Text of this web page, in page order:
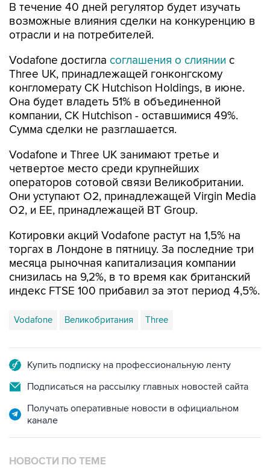
В течение 40 дней регулятор будет изучать
возможные влияния сделки на конкуренцию в
отрасли и на потребителей.
Vodafone достигла соглашения о слиянии с
Three UK, принадлежащей гонконгскому
конгломерату CK Hutchison Holdings, в июне.
Она будет владеть 51% в объединенной
компании, CK Hutchison - оставшимися 49%.
Сумма сделки не разглашается.
Vodafone и Three UK занимают третье и
четвертое место среди крупнейших
операторов сотовой связи Великобритании.
Они уступают O2, принадлежащей Virgin Media
O2, и EE, принадлежащей BT Group.
Котировки акций Vodafone растут на 1,5% на
торгах в Лондоне в пятницу. За последние три
месяца рыночная капитализация компании
снизилась на 9,2%, в то время как британский
индекс FTSE 100 прибавил за этот период 4,5%.
Vodafone Великобритания Three
Купить подписку на профессиональную ленту
Подписаться на рассылку главных новостей сайта
Получать оперативные новости в официальном
канале
НОВОСТИ ПО ТЕМЕ